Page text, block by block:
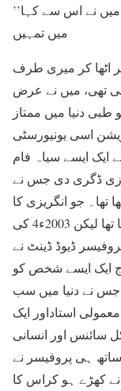
نے اس سے کہا’’
میں تمہیں
اٹھا کر میری طرف
تھی، میں نے عرض
دنیا میں ممتاز
اسی یونیورسٹی
ایک ایسے سیاہ فام
ڈگری دی جس نے
تھا۔ جو انگریزی کا
ایک لفظ پڑھ سکتا تھا اور نہ ہی لکھ سکتا تھا لیکن 2003ء4 کی
ڈیوڈ ڈینٹ نے
آج ایک ایسے شخص کو
نے دنیا میں سب
استاداور ایک
سائنس اور انسانی
ہی پروفیسر نے
نے کھڑے ہو کراس کا